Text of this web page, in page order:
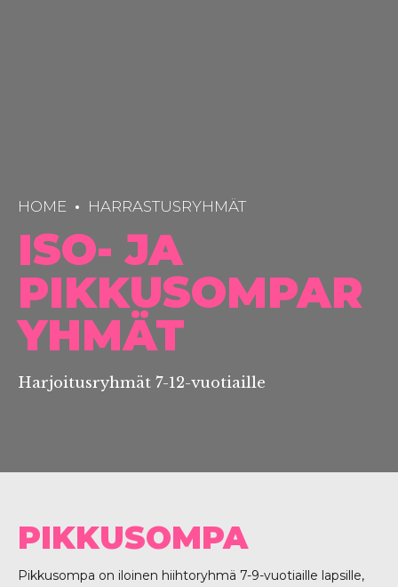
HOME HARRASTUSRYHMÄT
ISO- JA
PIKKUSOMPAR
YHMÄT
Harjoitusryhmät 7-12-vuotiaille
PIKKUSOMPA
Pikkusompa on iloinen hiihtoryhmä 7-9-vuotiaille lapsille,